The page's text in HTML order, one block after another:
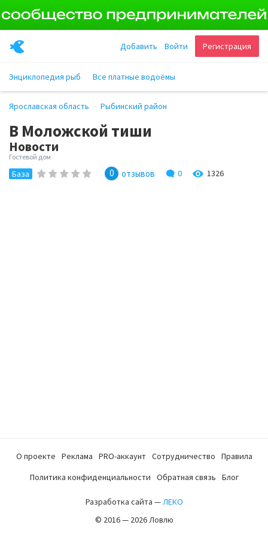
Регистрация
Войти
Добавить
Энциклопедия рыб Все платные водоёмы
Ярославская область Рыбинский район
В Моложской тиши
Новости
Гостевой дом
База 0 отзывов 0 1326
О проекте Реклама PRO-аккаунт Сотрудничество
Правила
Политика конфиденциальности
Обратная связь Блог
Разработка сайта —ЛЕКО
© 2016 — 2026 Ловлю